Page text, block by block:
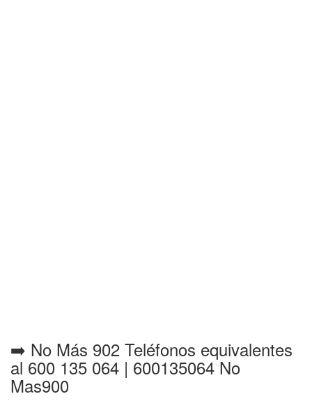
➡️ No Más 902 Teléfonos equivalentes
al 600 135 064 | 600135064 No
Mas900